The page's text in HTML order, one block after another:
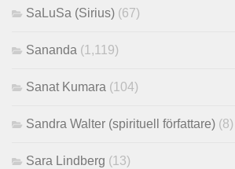
SaLuSa (Sirius) (67)
Sananda (1,119)
Sanat Kumara (104)
Sandra Walter (spirituell författare) (8)
Sara Lindberg (13)